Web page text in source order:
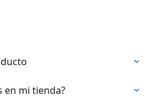
en mi tienda?